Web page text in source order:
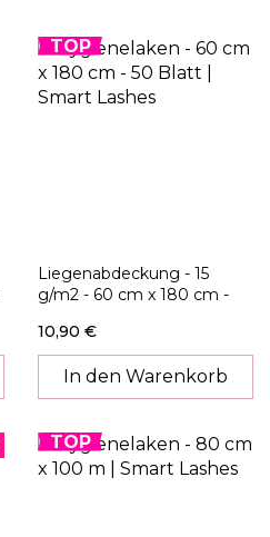
TOP
Liegenabdeckung - 15
g/m2 - 60 cm x 180 cm -
Bettlaken in Rolle
10,90 €
In den Warenkorb
TOP